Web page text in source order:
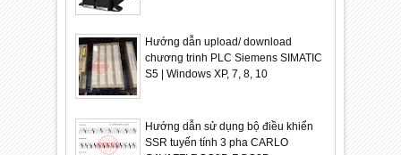
Hướng dẫn upload/ download
chương trinh PLC Siemens SIMATIC
S5 | Windows XP, 7, 8, 10
Hướng dẫn sử dụng bộ điều khiển
SSR tuyến tính 3 pha CARLO